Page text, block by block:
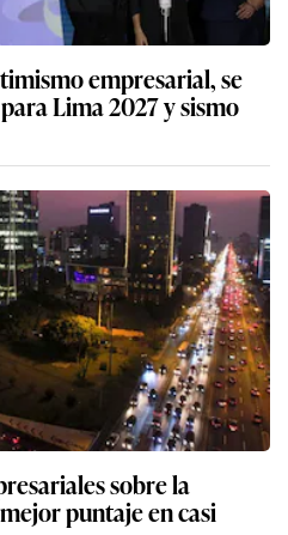
empresarial, se
Lima 2027 y sismo
sobre la
puntaje en casi